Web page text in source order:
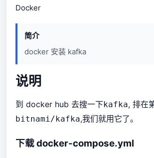
Docker
简介
docker 安装 kafka
说明
到 docker hub 去搜一下kafka, 排在
bitnami/kafka,我们就用它了。
下载 docker-compose.yml